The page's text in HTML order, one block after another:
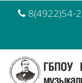
8(4922)54-